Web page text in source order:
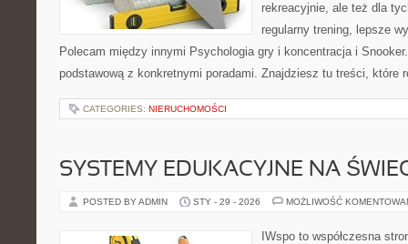
rekreacyjnie, ale też dla
regularny trening, lepsze
Polecam między innymi Psychologia gry i koncentracja i
podstawową z konkretnymi poradami. Znajdziesz tu treści, które
CATEGORIES: NIERUCHOMOŚCI
SYSTEMY EDUKACYJNE NA
POSTED BY ADMIN STY - 29 - 2026 MOŻLIWOŚĆ
IWspo to współczesna